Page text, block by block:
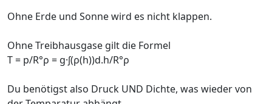
Ohne Erde und Sonne wird es nicht klappen.
Ohne Treibhausgase gilt die Formel
T = p/R°ρ = g·∫(ρ(h))d.h/R°ρ
Du benötigst also Druck UND Dichte, was wieder von